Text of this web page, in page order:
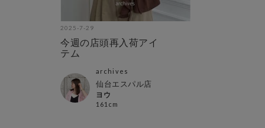
2025-7-29
今週の店頭再入荷アイ
テム
archives
仙台エスパル店
ヨウ
161cm